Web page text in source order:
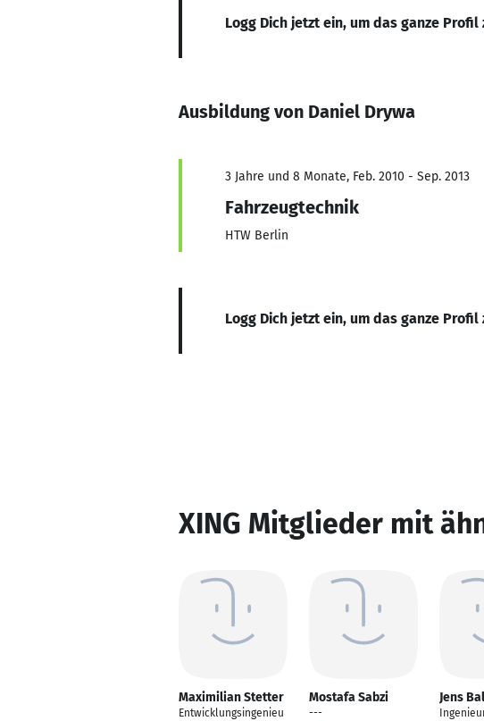
Logg Dich jetzt ein, um das ganze Profil
Ausbildung von Daniel Drywa
3 Jahre und 8 Monate, Feb. 2010 - Sep. 2013
Fahrzeugtechnik
HTW Berlin
Logg Dich jetzt ein, um das ganze Profil
XING Mitglieder mit
Maximilian Stetter
Entwicklungsingenieu
Mostafa Sabzi
---
Jens